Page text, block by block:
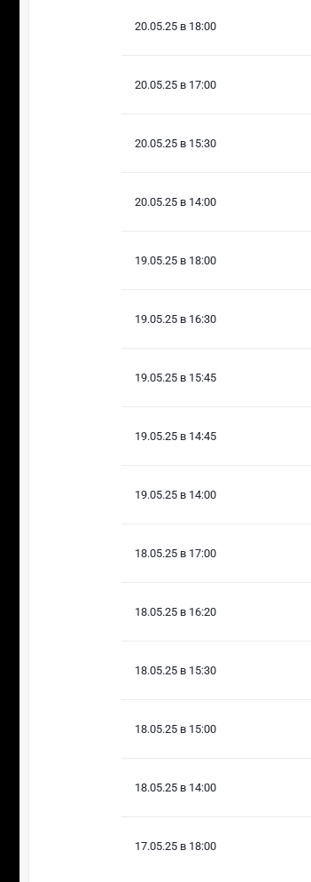
20.05.25 в 18:00
20.05.25 в 17:00
20.05.25 в 15:30
20.05.25 в 14:00
19.05.25 в 18:00
19.05.25 в 16:30
19.05.25 в 15:45
19.05.25 в 14:45
19.05.25 в 14:00
18.05.25 в 17:00
18.05.25 в 16:20
18.05.25 в 15:30
18.05.25 в 15:00
18.05.25 в 14:00
17.05.25 в 18:00